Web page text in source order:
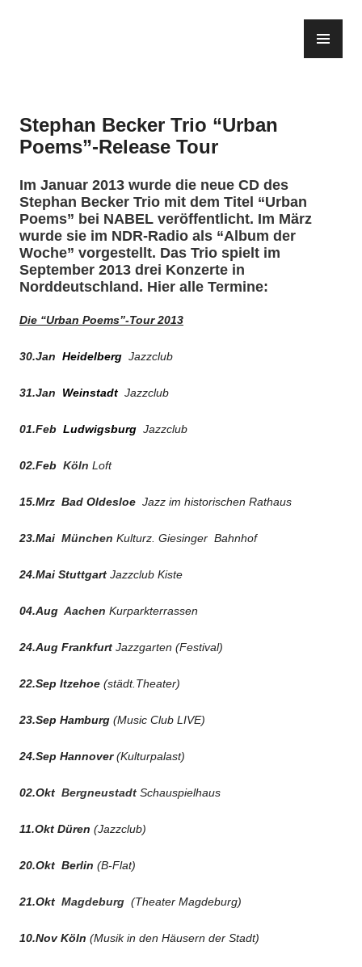
Stephan Becker Trio “Urban
Poems”-Release Tour
Im Januar 2013 wurde die neue CD des
Stephan Becker Trio mit dem Titel “Urban
Poems” bei NABEL veröffentlicht. Im März
wurde sie im NDR-Radio als “Album der
Woche” vorgestellt. Das Trio spielt im
September 2013 drei Konzerte in
Norddeutschland. Hier alle Termine:
Die “Urban Poems”-Tour 2013
30.Jan Heidelberg Jazzclub
31.Jan Weinstadt Jazzclub
01.Feb Ludwigsburg Jazzclub
02.Feb Köln Loft
15.Mrz Bad Oldesloe Jazz im historischen Rathaus
23.Mai München Kulturz. Giesinger Bahnhof
24.Mai Stuttgart Jazzclub Kiste
04.Aug Aachen Kurparkterrassen
24.Aug Frankfurt Jazzgarten (Festival)
22.Sep Itzehoe (städt.Theater)
23.Sep Hamburg (Music Club LIVE)
24.Sep Hannover(Kulturpalast)
02.Okt Bergneustadt Schauspielhaus
11.Okt Düren (Jazzclub)
20.Okt Berlin (B-Flat)
21.Okt Magdeburg (Theater Magdeburg)
10.Nov Köln (Musik in den Häusern der Stadt)